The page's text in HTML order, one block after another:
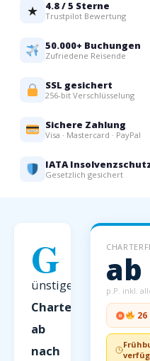
★ 4.8 / 5 Sterne
Trustpilot Bewertung
50.000+ Buchungen
Zufriedene Reisende
SSL gesichert
256-bit Verschlüsselung
Sichere Zahlung
Visa · Mastercard · PayPal
IATA
Gesetzlich gesichert
G
ünstige
Charterflüge
ab
nach
ab
p.P. inkl.